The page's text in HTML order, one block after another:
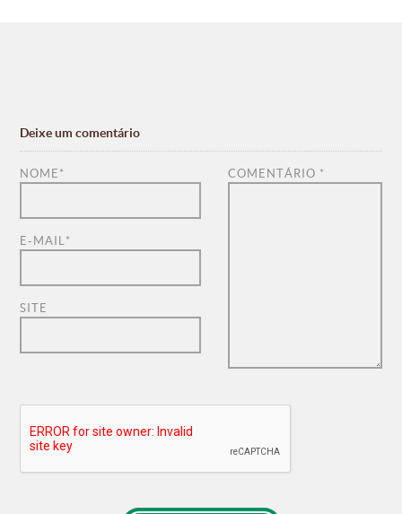
Deixe um comentário
COMENTÁRIO *
NOME *
E-MAIL *
SITE